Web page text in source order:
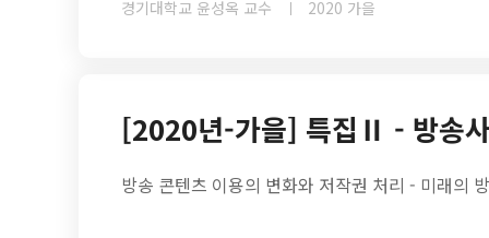
경기대학교 윤성옥 교수 2020 가을
[2020년-가을] 특집Ⅱ - 방송
방송 콘텐츠 이용의 변화와 저작권 처리 - 미래의